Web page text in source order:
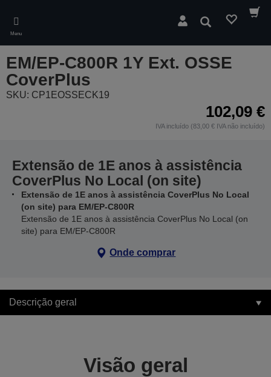
main
content
Menu
Pesquisar
EM/EP-C800R 1Y Ext. OSSE
CoverPlus
SKU: CP1EOSSECK19
102,09 €
IVA incluído (83,00 € IVA não incluído)
Extensão de 1E anos à assistência
CoverPlus No Local (on site)
Extensão de 1E anos à assistência CoverPlus No Local
(on site) para EM/EP-C800R
Extensão de 1E anos à assistência CoverPlus No Local (on
site) para EM/EP-C800R
Onde comprar
Descrição geral
Visão geral